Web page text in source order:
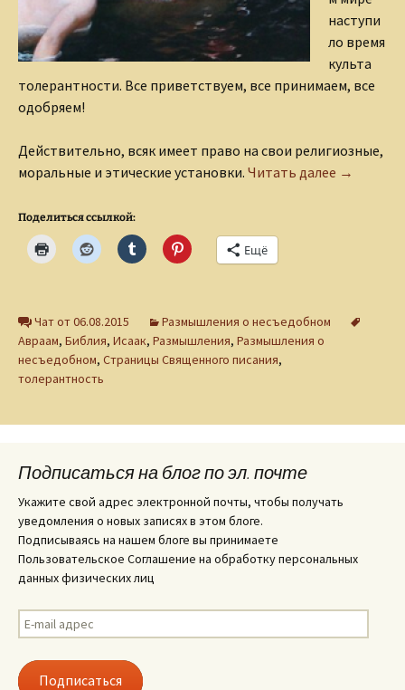
наступи
ло время
культа
толерантности. Все приветствуем, все принимаем, все
одобряем!
Действительно, всяк имеет право на свои религиозные,
моральные и этические установки. Читать далее →
Поделиться ссылкой:
Ещё
Чат от 06.08.2015
Размышления о несъедобном
Авраам, Библия, Исаак, Размышления, Размышления о
несъедобном, Страницы Священного писания,
толерантность
Подписаться на блог по эл. почте
Укажите свой адрес электронной почты, чтобы получать
уведомления о новых записях в этом блоге.
Подписываясь на нашем блоге вы принимаете
Пользовательское Соглашение на обработку персональных
данных физических лиц
E-
mail
Подписаться